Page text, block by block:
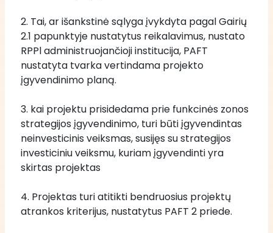
2. Tai, ar išankstinė sąlyga įvykdyta pagal Gairių
2.1 papunktyje nustatytus reikalavimus, nustato
RPPl administruojančioji institucija, PAFT
nustatyta tvarka vertindama projekto
įgyvendinimo planą.
3. kai projektu prisidedama prie funkcinės zonos
strategijos įgyvendinimo, turi būti įgyvendintas
neinvesticinis veiksmas, susijęs su strategijos
investiciniu veiksmu, kuriam įgyvendinti yra
skirtas projektas
4. Projektas turi atitikti bendruosius projektų
atrankos kriterijus, nustatytus PAFT 2 priede.